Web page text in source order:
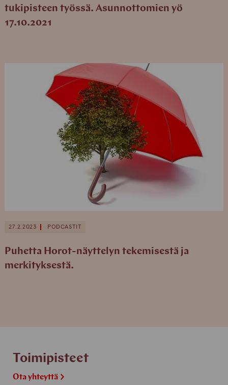
tukipisteen työssä. Asunnottomien yö
17.10.2021
27.2.2023 PODCASTIT
Puhetta Horot-näyttelyn tekemisestä ja
merkityksestä.
Toimipisteet
Ota yhteyttä